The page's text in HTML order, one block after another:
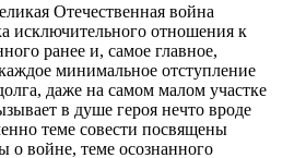
Отечественная война
исключительного отношения к
ранее и, самое главное,
минимальное отступление
даже на самом малом участке
в душе героя нечто вроде
теме совести посвящены
о войне, теме осознанного